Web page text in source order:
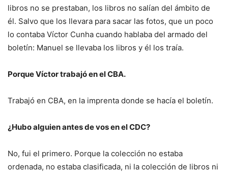
libros no se prestaban, los libros no salían del ámbito de
él. Salvo que los llevara para sacar las fotos, que un poco
lo contaba Víctor Cunha cuando hablaba del armado del
boletín: Manuel se llevaba los libros y él los traía.
Porque Víctor trabajó en el CBA.
Trabajó en CBA, en la imprenta donde se hacía el boletín.
¿Hubo alguien antes de vos en el CDC?
No, fui el primero. Porque la colección no estaba
ordenada, no estaba clasificada, ni la colección de libros ni